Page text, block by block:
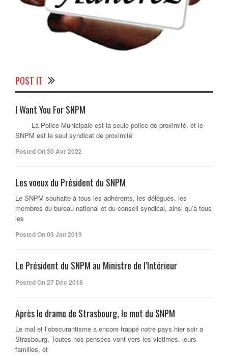
POST IT
I Want You For SNPM
La Police Municipale est la seule police de proximité, et le
SNPM est le seul syndicat de proximité
Posted On 30 Avr 2022
Les voeux du Président du SNPM
Le SNPM souhaite à tous les adhérents, les délégués, les
membres du bureau national et du conseil syndical, ainsi qu’à tous
les
Posted On 03 Jan 2019
Le Président du SNPM au Ministre de l’Intérieur
Posted On 27 Déc 2018
Après le drame de Strasbourg, le mot du SNPM
Le mal et l’obscurantisme a encore frappé notre pays hier soir a
Strasbourg. Toutes nos pensées vont vers les victimes, leurs
familles, et